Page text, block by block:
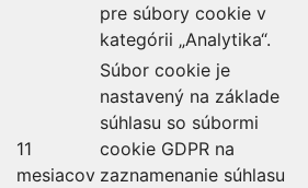
pre súbory cookie v
kategórii „Analytika“.
11
mesiacov
Súbor cookie je
nastavený na základe
súhlasu so súbormi
cookie GDPR na
zaznamenanie súhlasu